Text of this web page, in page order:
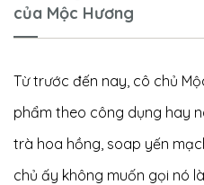
của Mộc Hương
Từ trước đến nay, cô chủ
phẩm theo công dụng hay
trà hoa hồng, soap yến
chủ ấy không muốn gọi nó